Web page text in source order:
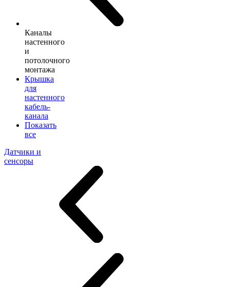
Каналы
настенного
и
потолочного
монтажа
Крышка
для
настенного
кабель-
канала
Показать
все
Датчики и
сенсоры